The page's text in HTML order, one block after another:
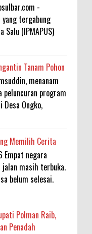
-
tergabung
Salu (IPMAPUS)
Tanam Pohon
menanam
peluncuran program
Desa Ongko,
Memilih Cerita
negara
masih terbuka.
belum selesai.
Polman Raib,
Penadah